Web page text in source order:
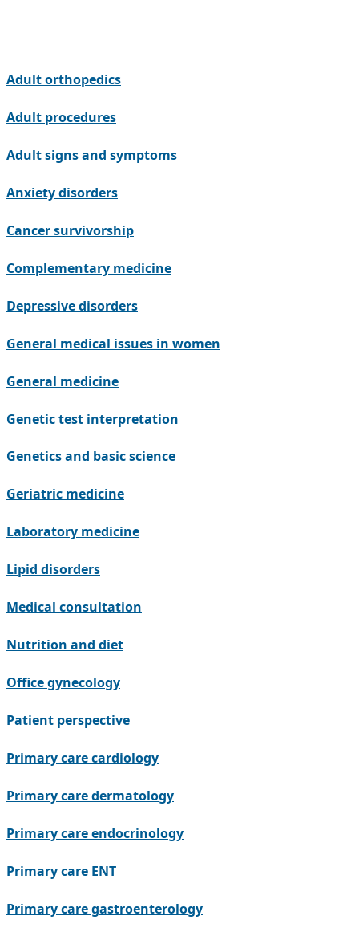
Adult orthopedics
Adult procedures
Adult signs and symptoms
Anxiety disorders
Cancer survivorship
Complementary medicine
Depressive disorders
General medical issues in women
General medicine
Genetic test interpretation
Genetics and basic science
Geriatric medicine
Laboratory medicine
Lipid disorders
Medical consultation
Nutrition and diet
Office gynecology
Patient perspective
Primary care cardiology
Primary care dermatology
Primary care endocrinology
Primary care ENT
Primary care gastroenterology